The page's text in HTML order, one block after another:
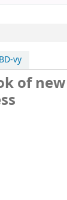
vy
of